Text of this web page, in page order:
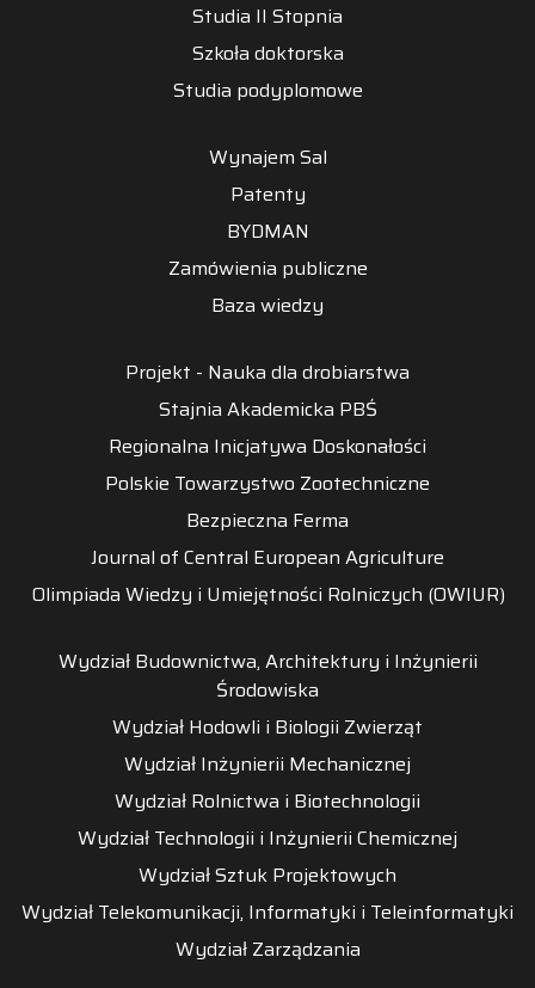
Studia II Stopnia
Szkoła doktorska
Studia podyplomowe
Wynajem Sal
Patenty
BYDMAN
Zamówienia publiczne
Baza wiedzy
Projekt - Nauka dla drobiarstwa
Stajnia Akademicka PBŚ
Regionalna Inicjatywa Doskonałości
Polskie Towarzystwo Zootechniczne
Bezpieczna Ferma
Journal of Central European Agriculture
Olimpiada Wiedzy i Umiejętności Rolniczych (OWIUR)
Wydział Budownictwa, Architektury i Inżynierii
Środowiska
Wydział Hodowli i Biologii Zwierząt
Wydział Inżynierii Mechanicznej
Wydział Rolnictwa i Biotechnologii
Wydział Technologii i Inżynierii Chemicznej
Wydział Sztuk Projektowych
Wydział Telekomunikacji, Informatyki i Teleinformatyki
Wydział Zarządzania